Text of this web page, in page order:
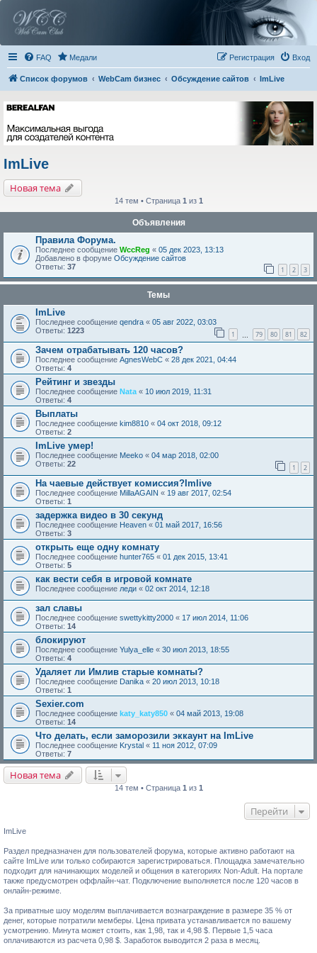
FAQ Медали Вход
Регистрация
Список форумов WebCam бизнес Обсуждение сайтов ImLive
ImLive
Новая тема
14 тем • Страница 1 из 1
Объявления
Правила Форума.
Последнее сообщение WccReg « 05 дек 2023, 13:13
Добавлено в форуме Обсуждение сайтов
Ответы: 37 1 2 3
Темы
ImLive
Последнее сообщение qendra « 05 авг 2022, 03:03
Ответы: 1223 1 79 80 81 82
Зачем отрабатывать 120 часов?
Последнее сообщение AgnesWebC « 28 дек 2021, 04:44
Ответы: 4
Рейтинг и звезды
Последнее сообщение Nata « 10 июл 2019, 11:31
Ответы: 4
Выплаты
Последнее сообщение kim8810 « 04 окт 2018, 09:12
Ответы: 2
ImLive умер!
Последнее сообщение Meeko « 04 мар 2018, 02:00
Ответы: 22 1 2
На чаевые действует комиссия?Imlive
Последнее сообщение MillaAGAIN « 19 авг 2017, 02:54
Ответы: 1
задержка видео в 30 секунд
Последнее сообщение Heaven « 01 май 2017, 16:56
Ответы: 3
открыть еще одну комнату
Последнее сообщение hunter765 « 01 дек 2015, 13:41
Ответы: 5
как вести себя в игровой комнате
Последнее сообщение леди « 02 окт 2014, 12:18
зал славы
Последнее сообщение swettykitty2000 « 17 июл 2014, 11:06
Ответы: 14
блокируют
Последнее сообщение Yulya_elle « 30 июл 2013, 18:55
Ответы: 4
Удаляет ли Имлив старые комнаты?
Последнее сообщение Danika « 20 июл 2013, 10:18
Ответы: 1
Sexier.com
Последнее сообщение katy_katy850 « 04 май 2013, 19:08
Ответы: 14
Что делать, если заморозили эккаунт на ImLive
Последнее сообщение Krystal « 11 ноя 2012, 07:09
Ответы: 7
Новая тема
14 тем • Страница 1 из 1
Перейти
ImLive
Раздел предназначен для пользователей форума, которые активно работают на
сайте ImLive или только собираются зарегистрироваться. Площадка замечательно
подходит для начинающих моделей и общения в категориях Non-Adult. На портале
также предусмотрен оффлайн-чат. Подключение выполняется после 120 часов в
онлайн-режиме.
За приватные шоу моделям выплачивается вознаграждение в размере 35 % от
денег, которые потратили мемберы. Цена привата устанавливается по вашему
усмотрению. Минута может стоить, как 1,98, так и 4,98 $. Первые 1,5 часа
оплачиваются из расчета 0,98 $. Заработок выводится 2 раза в месяц.